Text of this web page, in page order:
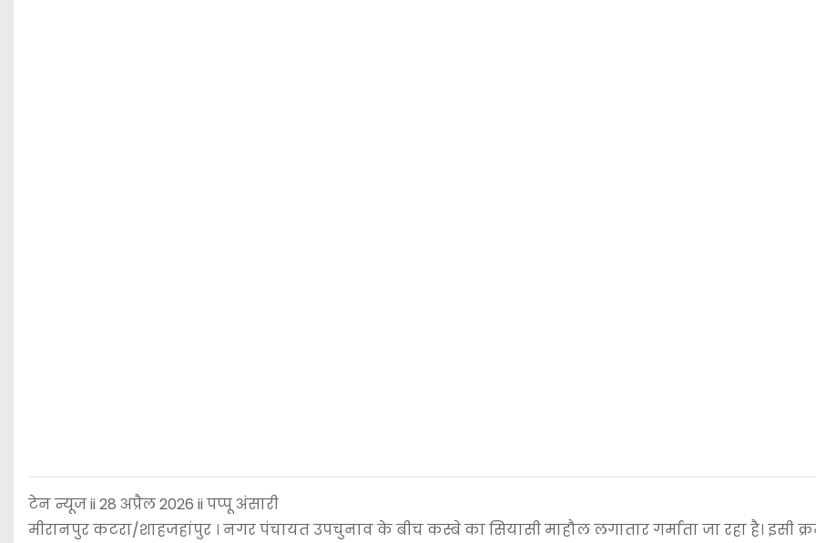
टेन न्यूज ii 28 अप्रैल 2026 ii पप्पू अंसारी
मीरानपुर कटरा/शाहजहांपुर । नगर पंचायत उपचुनाव के बीच कस्बे का सियासी माहौल लगातार गर्माता जा रहा है। इसी